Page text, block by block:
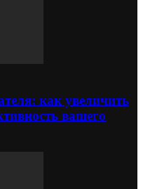
как увеличить
вашего